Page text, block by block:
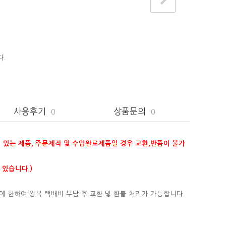
.
사용후기 0 상품문의 0
는 제품, 주문제작 및 수입완료제품일 경우 교환,반품이 불가
있습니다.)
한하여 왕복 택배비 부담 후 교환 및 환불 처리가 가능합니다.